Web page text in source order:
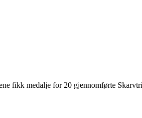
fikk medalje for 20 gjennomførte